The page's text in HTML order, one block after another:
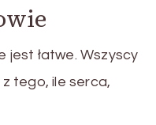
jest łatwe. Wszyscy
tego, ile serca,